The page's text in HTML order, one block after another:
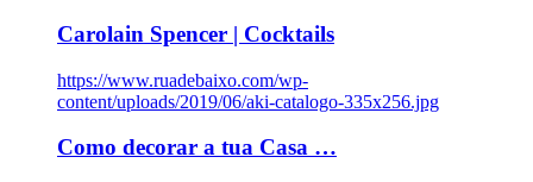
Carolain Spencer | Cocktails
https://www.ruadebaixo.com/wp-
content/uploads/2019/06/aki-catalogo-335x256.jpg
Como decorar a tua Casa …